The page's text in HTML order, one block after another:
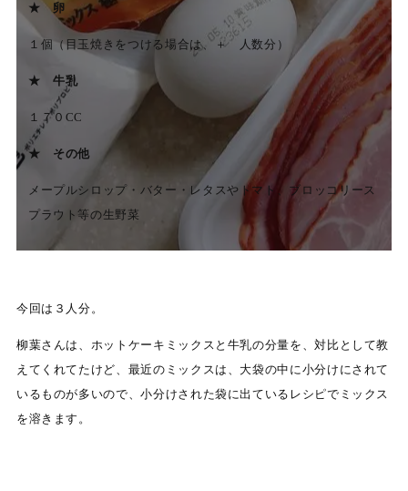
★ 卵
１個（目玉焼きをつける場合は、＋ 人数分）
★ 牛乳
１７０CC
★ その他
メープルシロップ・バター・レタスやトマト、ブロッコリース
プラウト等の生野菜
今回は３人分。
柳葉さんは、ホットケーキミックスと牛乳の分量を、対比として教
えてくれてたけど、最近のミックスは、大袋の中に小分けにされて
いるものが多いので、小分けされた袋に出ているレシピでミックス
を溶きます。